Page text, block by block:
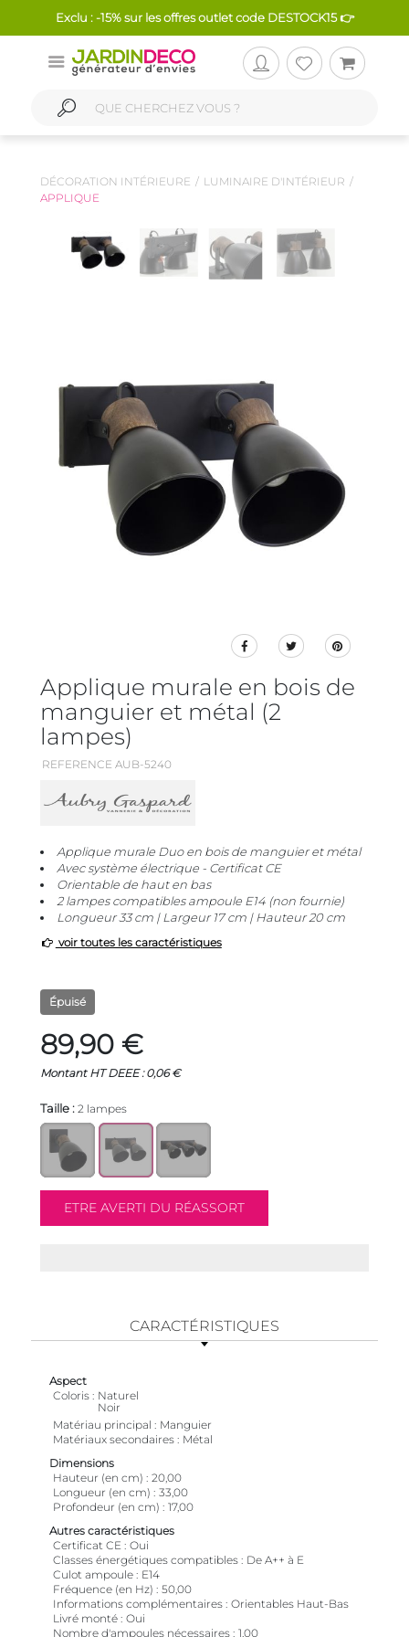
Exclu : -15% sur les offres outlet code DESTOCK15 👉
DÉCORATION INTÉRIEURE
LUMINAIRE D'INTÉRIEUR
APPLIQUE
Applique murale en bois de
manguier et métal (2
lampes)
REFERENCE AUB-5240
Applique murale Duo en bois de manguier et métal
Avec système électrique - Certificat CE
Orientable de haut en bas
2 lampes compatibles ampoule E14 (non fournie)
Longueur 33 cm | Largeur 17 cm | Hauteur 20 cm
voir toutes les caractéristiques
Épuisé
89,90 €
Montant HT DEEE : 0,06 €
Taille : 2 lampes
CARACTÉRISTIQUES
Aspect
Coloris
Naturel
Noir
Matériau principal
Manguier
Matériaux secondaires
Métal
Dimensions
Hauteur (en cm)
20,00
Longueur (en cm)
33,00
Profondeur (en cm)
17,00
Autres caractéristiques
Certificat CE
Oui
Classes énergétiques compatibles
De A++ à E
Culot ampoule
E14
Fréquence (en Hz)
50,00
Informations complémentaires Orientables Haut-Bas
Livré monté Oui
Nombre d'ampoules nécessaires 1,00